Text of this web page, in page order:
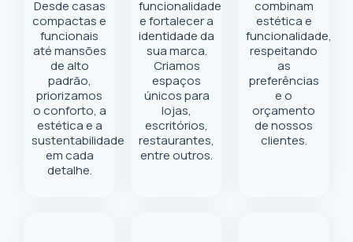
Desde casas
compactas e
funcionais
até mansões
de alto
padrão,
priorizamos
o conforto, a
estética e a
sustentabilidade
em cada
detalhe.
funcionalidade
e fortalecer a
identidade da
sua marca.
Criamos
espaços
únicos para
lojas,
escritórios,
restaurantes,
entre outros.
combinam
estética e
funcionalidade,
respeitando
as
preferências
e o
orçamento
de nossos
clientes.